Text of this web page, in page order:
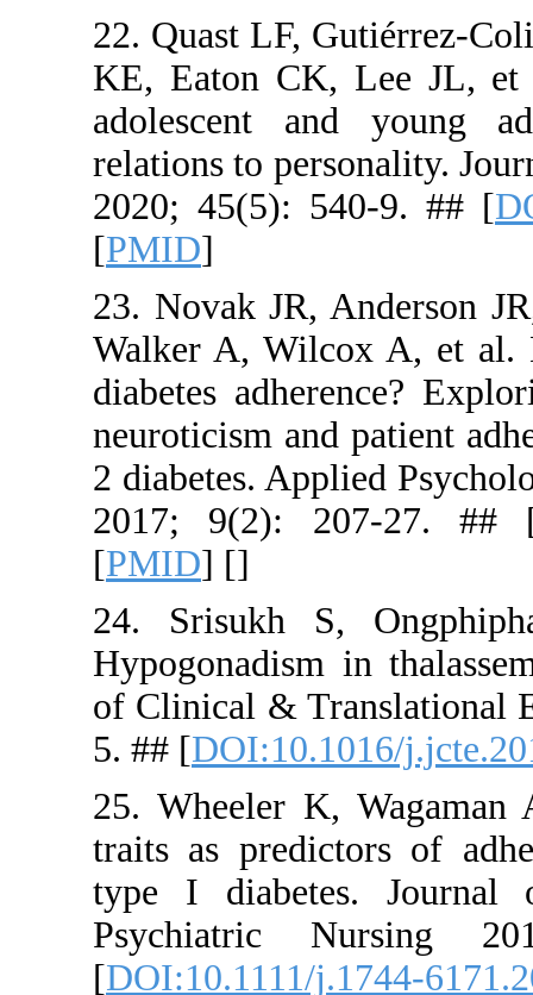
22. Quast
KE,
relations to
2020;
23. Novak
Walker A,
diabetes
2 diabetes.
2017;
24.
of Clinical
5. ## [
25.
traits as
type I
[